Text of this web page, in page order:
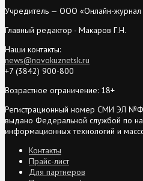
Учредитель — ООО «Онлайн-журнал
Главный редактор - Макаров Г.Н.
Наши контакты:
news@novokuznetsk.ru
+7 (3842) 900-800
Возрастное ограничение: 18+
Регистрационный номер СМИ ЭЛ
выдано Федеральной службой по
информационных технологий и
Контакты
Прайс-лист
Для партнеров